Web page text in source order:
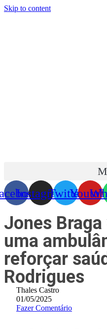
Skip to content
InstagramTwitter
Jones
uma
reforçar
Rodrigues
Thales Castro
01/05/2025
Fazer Comentário